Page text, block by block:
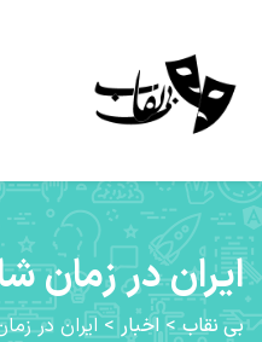
ایران در زمان
بی نقاب>اخبار>ایران در